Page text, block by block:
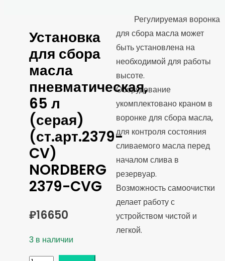
Установка
для сбора
масла
пневматическая,
65 л
(серая)
(ст.арт.2379-
CV)
NORDBERG
2379-CVG
₽16650
3 в наличии
Регулируемая воронка
для сбора масла может
быть установлена на
необходимой для работы
высоте.
Оборудование
укомплектовано краном в
воронке для сбора масла,
для контроля состояния
сливаемого масла перед
началом слива в
резервуар.
Возможность самоочистки
делает работу с
устройством чистой и
легкой.